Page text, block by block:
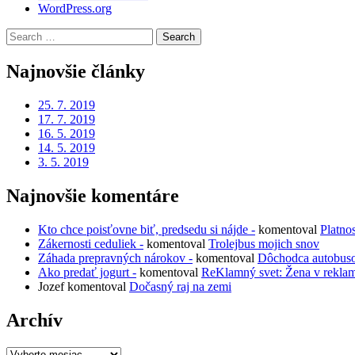
WordPress.org
Search
for:
Najnovšie články
25. 7. 2019
17. 7. 2019
16. 5. 2019
14. 5. 2019
3. 5. 2019
Najnovšie komentáre
Kto chce poisťovne biť, predsedu si nájde - komentoval
Zákernosti ceduliek - komentoval Trolejbus mojich snov
Záhada prepravných nárokov - komentoval Dôchodca
Ako predať jogurt - komentoval ReKlamný svet: Žena v
Jozefkomentoval Dočasný raj na zemi
Archív